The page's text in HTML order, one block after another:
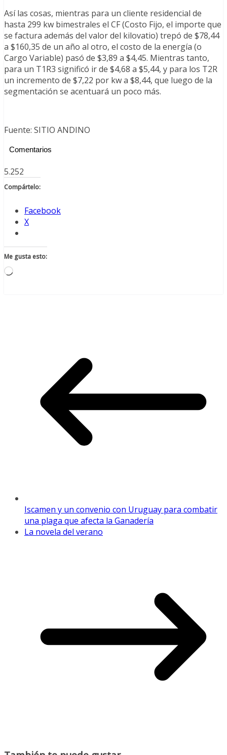
Así las cosas, mientras para un cliente residencial de
hasta 299 kw bimestrales el CF (Costo Fijo, el importe que
se factura además del valor del kilovatio) trepó de $78,44
a $160,35 de un año al otro, el costo de la energía (o
Cargo Variable) pasó de $3,89 a $4,45. Mientras tanto,
para un T1R3 significó ir de $4,68 a $5,44, y para los T2R
un incremento de $7,22 por kw a $8,44, que luego de la
segmentación se acentuará un poco más.
Fuente: SITIO ANDINO
Comentarios
5.252
Compártelo:
Facebook
X
Me gusta esto:
Cargando...
Iscamen y un convenio con Uruguay para combatir
una plaga que afecta la Ganadería
La novela del verano